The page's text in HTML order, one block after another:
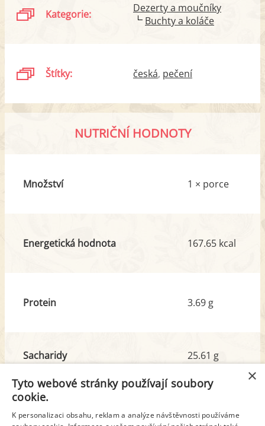
Kategorie:
Dezerty a moučníky
Buchty a koláče
Štítky: česká pečení
NUTRIČNÍ HODNOTY
Množství 1 × porce
Energetická hodnota 167.65 kcal
Protein 3.69 g
Sacharidy
z toho cukr
25.61 g
8.69 g
Tuk
5.21 g
×
Tyto webové stránky používají soubory
cookie.
K personalizaci obsahu, reklam a analýze návštěvnosti používáme